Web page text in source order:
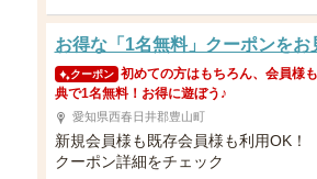
お得な「1名無料」クーポンをお
クーポン 初めての方はもちろん、会員様
典で1名無料！お得に遊ぼう♪
愛知県西春日井郡豊山町
新規会員様も既存会員様も利用OK！
クーポン詳細をチェック